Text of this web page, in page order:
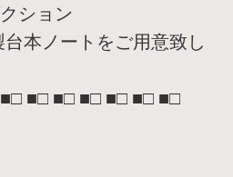
ション
ノートをご用意致し
■□ ■□ ■□ ■□ ■□ ■□